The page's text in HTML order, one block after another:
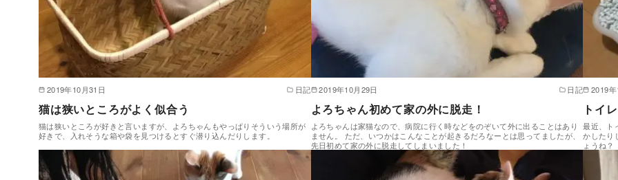
2019年10月31日 日記
猫は狭いところがよく似合う
猫は狭いところが好きと言いますが、よろちゃんもやっぱりそういう場所が
好きで、入れそうな箱や袋を見つけるとすぐ潜り込んだりします。
2019年10月29日 日記
よろちゃん初めて家の外に脱走！
よろちゃんは家猫なので、病院に行く時などをのぞいて外に出ることはあり
ません。 ただ、いつかはこんなことが起きるだろなーとは思ってましたが、
先日初めて家の外に脱走してしまいました！
2019
トイ
最近、ト
かしたり
ょうね？